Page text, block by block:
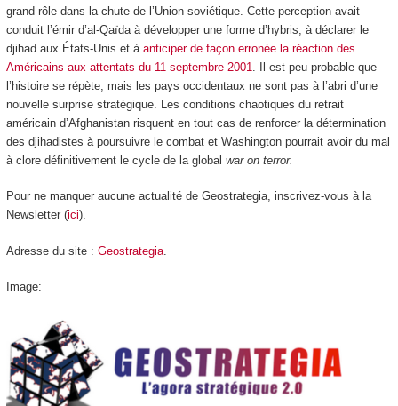
grand rôle dans la chute de l’Union soviétique. Cette perception avait
conduit l’émir d’al-Qaïda à développer une forme d’hybris, à déclarer le
djihad aux États-Unis et à anticiper de façon erronée la réaction des
Américains aux attentats du 11 septembre 2001 . Il est peu probable que
l’histoire se répète, mais les pays occidentaux ne sont pas à l’abri d’une
nouvelle surprise stratégique. Les conditions chaotiques du retrait
américain d’Afghanistan risquent en tout cas de renforcer la détermination
des djihadistes à poursuivre le combat et Washington pourrait avoir du mal
à clore définitivement le cycle de la global war on terror.
Pour ne manquer aucune actualité de Geostrategia, inscrivez-vous à la
Newsletter (ici).
Adresse du site : Geostrategia.
Image: